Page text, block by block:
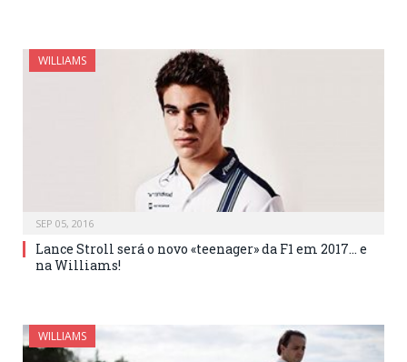
WILLIAMS
SEP 05, 2016
Lance Stroll será o novo «teenager» da F1 em 2017... e
na Williams!
WILLIAMS